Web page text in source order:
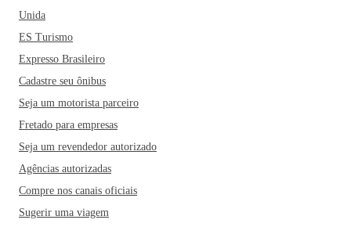
Unida
ES Turismo
Expresso Brasileiro
Cadastre seu ônibus
Seja um motorista parceiro
Fretado para empresas
Seja um revendedor autorizado
Agências autorizadas
Compre nos canais oficiais
Sugerir uma viagem